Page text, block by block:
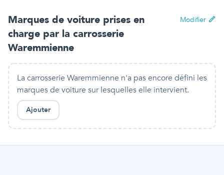
Marques de voiture prises en
charge par la carrosserie
Waremmienne
Modifier
La carrosserie Waremmienne n'a pas encore défini les
marques de voiture sur lesquelles elle intervient.
Ajouter